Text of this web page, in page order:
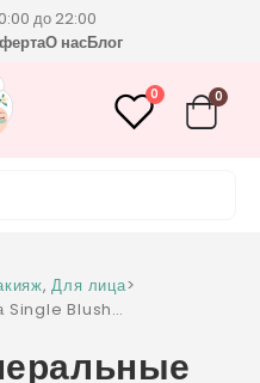
до 22:00
О насБлог
0 0
,Для лица>
Single Blusher